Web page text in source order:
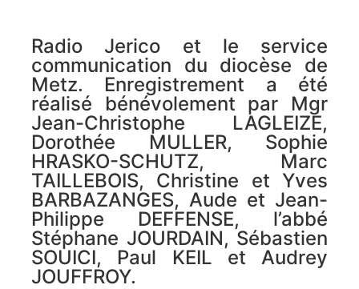
Radio Jerico et le service
communication du diocèse de
Metz. Enregistrement a été
réalisé bénévolement par Mgr
Jean-Christophe LAGLEIZE,
Dorothée MULLER, Sophie
HRASKO-SCHUTZ, Marc
TAILLEBOIS, Christine et Yves
BARBAZANGES, Aude et Jean-
Philippe DEFFENSE, l’abbé
Stéphane JOURDAIN, Sébastien
SOUICI, Paul KEIL et Audrey
JOUFFROY.